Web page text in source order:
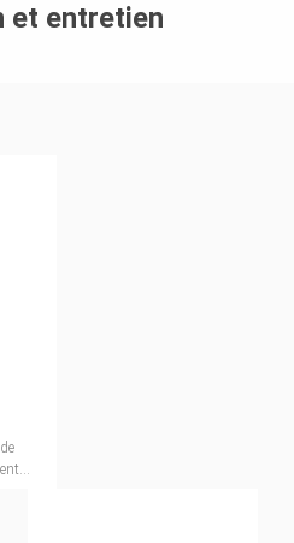
et entretien